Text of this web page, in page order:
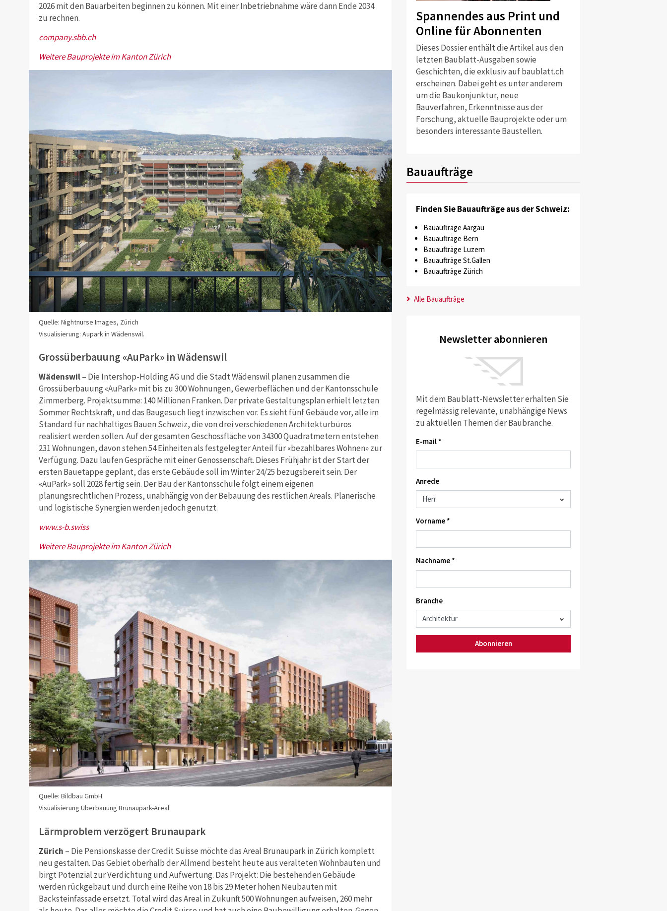
2026 mit den Bauarbeiten beginnen zu können. Mit einer Inbetriebnahme wäre dann Ende 2034
zu rechnen.
company.sbb.ch
Weitere Bauprojekte im Kanton Zürich
Quelle: Nightnurse Images, Zürich
Visualisierung: Aupark in Wädenswil.
Grossüberbauung «AuPark» in Wädenswil
Wädenswil– Die Intershop-Holding AG und die Stadt Wädenswil planen zusammen die
Grossüberbauung «AuPark» mit bis zu 300 Wohnungen, Gewerbeflächen und der Kantonsschule
Zimmerberg. Projektsumme: 140 Millionen Franken. Der private Gestaltungsplan erhielt letzten
Sommer Rechtskraft, und das Baugesuch liegt inzwischen vor. Es sieht fünf Gebäude vor, alle im
Standard für nachhaltiges Bauen Schweiz, die von drei verschiedenen Architekturbüros
realisiert werden sollen. Auf der gesamten Geschossfläche von 34300 Quadratmetern entstehen
231 Wohnungen, davon stehen 54 Einheiten als festgelegter Anteil für «bezahlbares Wohnen» zur
Verfügung. Dazu laufen Gespräche mit einer Genossenschaft. Dieses Frühjahr ist der Start der
ersten Bauetappe geplant, das erste Gebäude soll im Winter 24/25 bezugsbereit sein. Der
«AuPark» soll 2028 fertig sein. Der Bau der Kantonsschule folgt einem eigenen
planungsrechtlichen Prozess, unabhängig von der Bebauung des restlichen Areals. Planerische
und logistische Synergien werden jedoch genutzt.
www.s-b.swiss
Weitere Bauprojekte im Kanton Zürich
Quelle: Bildbau GmbH
Visualisierung Überbauung Brunaupark-Areal.
Lärmproblem verzögert Brunaupark
Zürich – Die Pensionskasse der Credit Suisse möchte das Areal Brunaupark in Zürich komplett
neu gestalten. Das Gebiet oberhalb der Allmend besteht heute aus veralteten Wohnbauten und
birgt Potenzial zur Verdichtung und Aufwertung. Das Projekt: Die bestehenden Gebäude
werden rückgebaut und durch eine Reihe von 18 bis 29 Meter hohen Neubauten mit
Backsteinfassade ersetzt. Total wird das Areal in Zukunft 500 Wohnungen aufweisen, 260 mehr
Spannendes aus Print und
Online für Abonnenten
Dieses Dossier enthält die Artikel aus den
letzten Baublatt-Ausgaben sowie
Geschichten, die exklusiv auf baublatt.ch
erscheinen. Dabei geht es unter anderem
um die Baukonjunktur, neue
Bauverfahren, Erkenntnisse aus der
Forschung, aktuelle Bauprojekte oder um
besonders interessante Baustellen.
Bauaufträge
Finden Sie Bauaufträge aus der Schweiz:
Bauaufträge Aargau
Bauaufträge Bern
Bauaufträge Luzern
Bauaufträge St.Gallen
Bauaufträge Zürich
Alle Bauaufträge
Newsletter abonnieren
Mit dem Baublatt-Newsletter erhalten Sie
regelmässig relevante, unabhängige News
zu aktuellen Themen der Baubranche.
E-mail *
Anrede
Vorname *
Nachname *
Branche
Abonnieren